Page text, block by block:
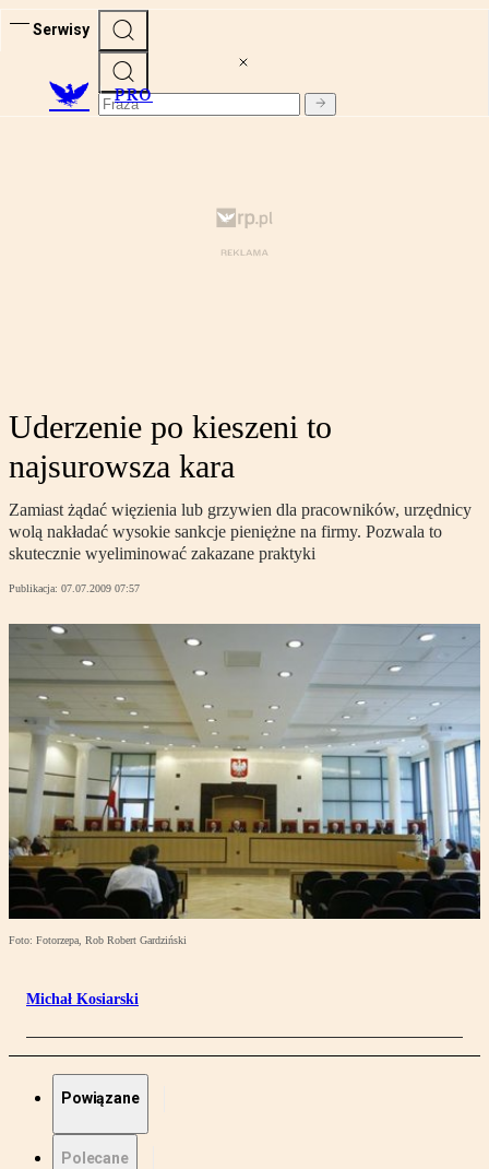
Serwisy
PRO
Uderzenie po kieszeni to
najsurowsza kara
Zamiast żądać więzienia lub grzywien dla pracowników, urzędnicy
wolą nakładać wysokie sankcje pieniężne na firmy. Pozwala to
skutecznie wyeliminować zakazane praktyki
Publikacja: 07.07.2009 07:57
Foto: Fotorzepa, Rob Robert Gardziński
Michał Kosiarski
Powiązane
Polecane